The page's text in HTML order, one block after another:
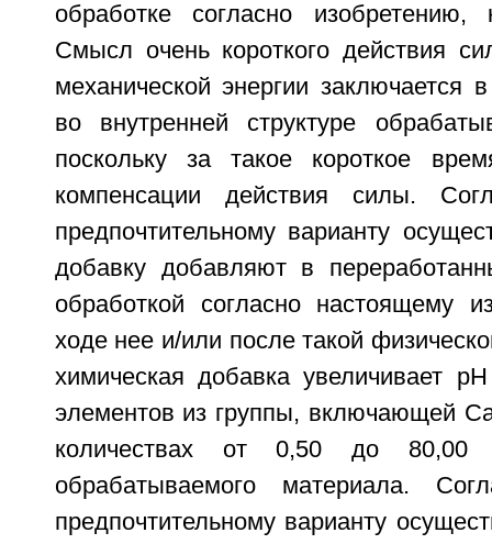
обработке согласно
Смысл очень короткого действия
механической энергии заключается
во внутренней структуре
поскольку за такое короткое
компенсации действия силы.
предпочтительному варианту
добавку добавляют в
обработкой согласно настоящему
ходе нее и/или после такой
химическая добавка увеличивает
элементов из группы, включающей
количествах от 0,50 до
обрабатываемого материала.
предпочтительному варианту